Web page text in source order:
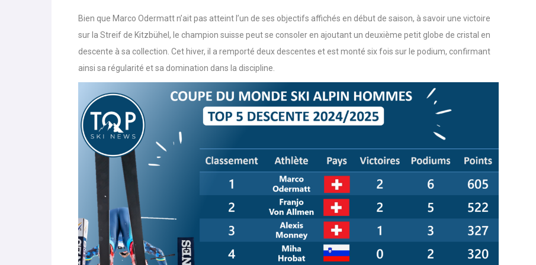
Globe descente hommes – Marco Odermatt
Bien que Marco Odermatt n’ait pas atteint l’un de ses objectifs affichés en début de saison, à savoir une victoire
sur la Streif de Kitzbühel, le champion suisse peut se consoler en ajoutant un deuxième petit globe de cristal en
descente à sa collection. Cet hiver, il a remporté deux descentes et est monté six fois sur le podium, confirmant
ainsi sa régularité et sa domination dans la discipline.